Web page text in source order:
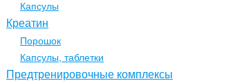
Капсулы
Креатин
Порошок
Капсулы, таблетки
Предтренировочные комплексы